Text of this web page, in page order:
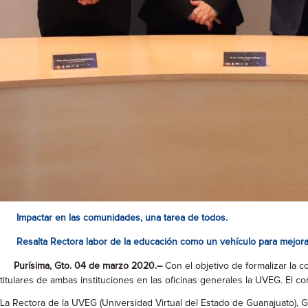
Impactar en las comunidades, una tarea de todos.
Resalta Rectora labor de la educación como un vehículo para
Purísima, Gto. 04 de marzo 2020.–Con el objetivo de formalizar la
titulares de ambas instituciones en las oficinas generales la UVEG. El
La Rectora de la UVEG (Universidad Virtual del Estado de